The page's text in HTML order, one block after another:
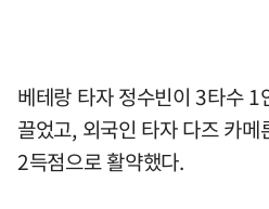
베테랑 타자 정수빈이 3타수
끌었고, 외국인 타자 다즈 카
2득점으로 활약했다.